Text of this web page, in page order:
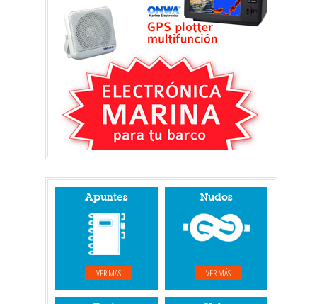
Apuntes
VER MÁS
Nudos
VER MÁS